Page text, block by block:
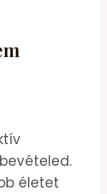
életet